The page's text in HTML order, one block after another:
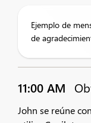
Ejemplo de
de
11:00 AM
John se reúne